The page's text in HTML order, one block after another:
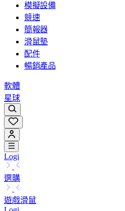
模擬設備
競速
簡報器
滑鼠墊
配件
暢銷產品
軟體
星球
Logi
選購
遊戲滑鼠